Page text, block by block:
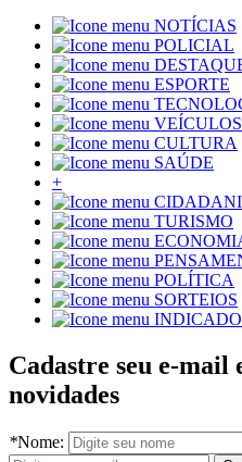
NOTÍCIAS
POLICIAL
ESPORTE
VEÍCULOS
CULTURA
SAÚDE
+
TURISMO
POLÍTICA
SORTEIOS
Cadastre seu e-mail
novidades
*Nome: